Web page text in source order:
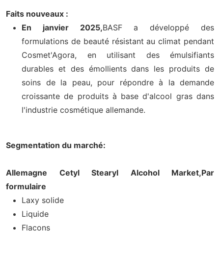
Faits nouveaux :
En janvier 2025,BASF a développé des
formulations de beauté résistant au climat pendant
Cosmet'Agora, en utilisant des émulsifiants
durables et des émollients dans les produits de
soins de la peau, pour répondre à la demande
croissante de produits à base d'alcool gras dans
l'industrie cosmétique allemande.
Segmentation du marché:
Allemagne Cetyl Stearyl Alcohol Market,Par
formulaire
Laxy solide
Liquide
Flacons